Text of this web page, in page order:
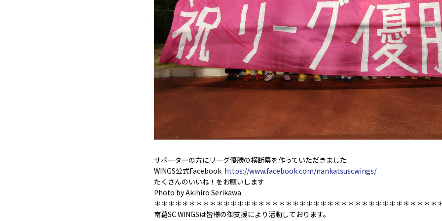
サポーターの方にリーグ優勝の横断幕を作っていただきました
WINGS公式Facebook https://www.facebook.com/nankatsuscwings/
たくさんのいいね！をお願いします
Photo by Akihiro Serikawa
＊＊＊＊＊＊＊＊＊＊＊＊＊＊＊＊＊＊＊＊＊＊＊＊＊＊＊＊＊＊＊＊＊＊＊＊＊＊＊＊＊
南葛SC WINGSは皆様の御支援により活動しております。